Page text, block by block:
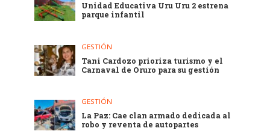
Unidad Educativa Uru Uru 2 estrena
parque infantil
GESTIÓN
Tani Cardozo prioriza turismo y el
Carnaval de Oruro para su gestión
GESTIÓN
La Paz: Cae clan armado dedicada al
robo y reventa de autopartes